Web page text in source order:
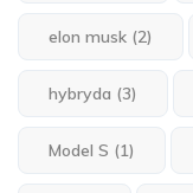
elon musk (2)
hybryda (3)
Model S (1)